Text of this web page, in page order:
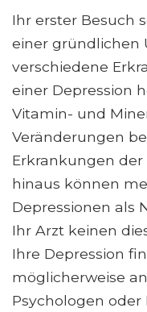
Ihr erster Besuch
einer gründlichen
verschiedene
einer Depression
Vitamin- und
Veränderungen
Erkrankungen der
hinaus können
Depressionen als
Ihr Arzt keinen
Ihre Depression
möglicherweise
Psychologen oder